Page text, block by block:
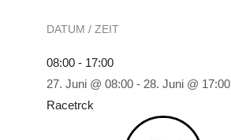
DATUM / ZEIT
08:00 - 17:00
27. Juni @ 08:00 - 28. Juni @ 17:00
Racetrck